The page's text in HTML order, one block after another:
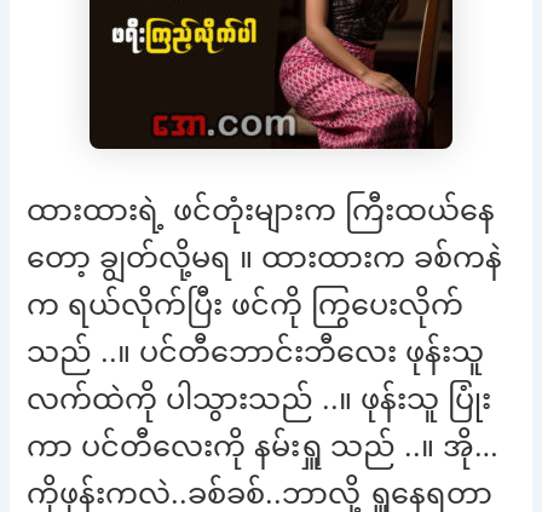
ထားထားရဲ့ ဖင်တုံးများက ကြီးထယ်နေ
တော့ ချွတ်လို့မရ ။ ထားထားက ခစ်ကနဲ
က ရယ်လိုက်ပြီး ဖင်ကို ကြွပေးလိုက်
သည် ..။ ပင်တီဘောင်းဘီလေး ဖုန်းသူ
လက်ထဲကို ပါသွားသည် ..။ ဖုန်းသူ ပြုံး
ကာ ပင်တီလေးကို နမ်းရှူ သည် ..။ အို…
ကိုဖုန်းကလဲ..ခစ်ခစ်..ဘာလို့ ရှူနေရတာ